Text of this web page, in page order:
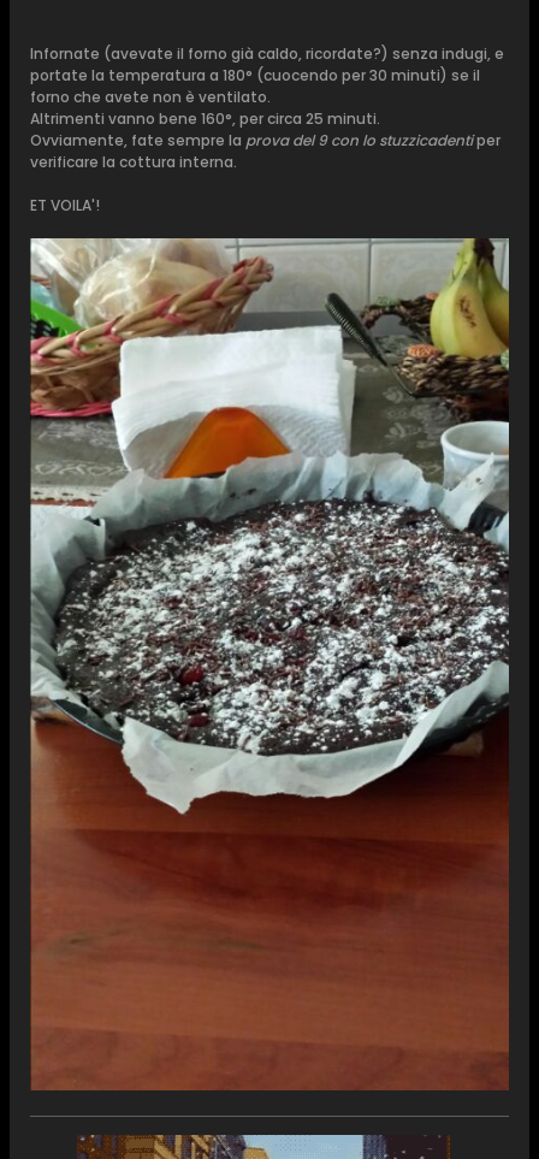
Infornate (avevate il forno già caldo, ricordate?) senza indugi, e
portate la temperatura a 180° (cuocendo per 30 minuti) se il
forno che avete non è ventilato.
Altrimenti vanno bene 160°, per circa 25 minuti.
Ovviamente, fate sempre la prova del 9 con lo stuzzicadentiper
verificare la cottura interna.
ET VOILA'!